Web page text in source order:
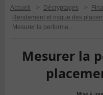
Accueil > Décryptages >
Rendement et risque des
Mesurer la performance d’un placement en actions
Mesurer la